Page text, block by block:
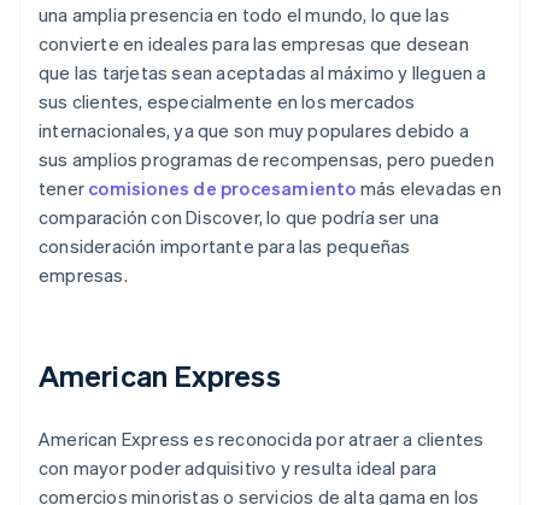
una amplia presencia en todo el mundo, lo que las
convierte en ideales para las empresas que desean
que las tarjetas sean aceptadas al máximo y lleguen a
sus clientes, especialmente en los mercados
internacionales, ya que son muy populares debido a
sus amplios programas de recompensas, pero pueden
tener comisiones de procesamiento más elevadas en
comparación con Discover, lo que podría ser una
consideración importante para las pequeñas
empresas.
American Express
American Express es reconocida por atraer a clientes
con mayor poder adquisitivo y resulta ideal para
comercios minoristas o servicios de alta gama en los